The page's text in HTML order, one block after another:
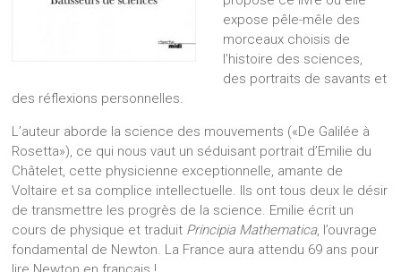
expose pêle-mêle des
morceaux choisis de
l’histoire des sciences,
des portraits de savants et
des réflexions personnelles.
L’auteur aborde la science des mouvements («De Galilée à
Rosetta»), ce qui nous vaut un séduisant portrait d’Emilie du
Châtelet, cette physicienne exceptionnelle, amante de
Voltaire et sa complice intellectuelle. Ils ont tous deux le désir
de transmettre les progrès de la science. Emilie écrit un
cours de physique et traduit Principia Mathematica, l’ouvrage
fondamental de Newton. La France aura attendu 69 ans pour